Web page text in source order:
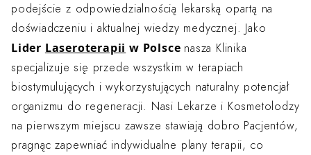
podejście z odpowiedzialnością lekarską opartą na
doświadczeniu i aktualnej wiedzy medycznej. Jako
Lider Laseroterapii w Polsce nasza Klinika
specjalizuje się przede wszystkim w terapiach
biostymulujących i wykorzystujących naturalny potencjał
organizmu do regeneracji. Nasi Lekarze i Kosmetolodzy
na pierwszym miejscu zawsze stawiają dobro Pacjentów,
pragnąc zapewniać indywidualne plany terapii, co